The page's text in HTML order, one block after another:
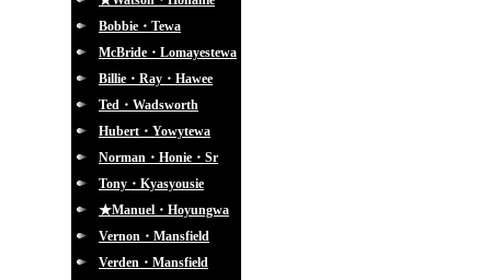
Bobbie・Tewa
McBride・Lomayestewa
Billie・Ray・Hawee
Ted・Wadsworth
Hubert・Yowytewa
Norman・Honie・Sr
Tony・Kyasyousie
★Manuel・Hoyungwa
Vernon・Mansfield
Verden・Mansfield